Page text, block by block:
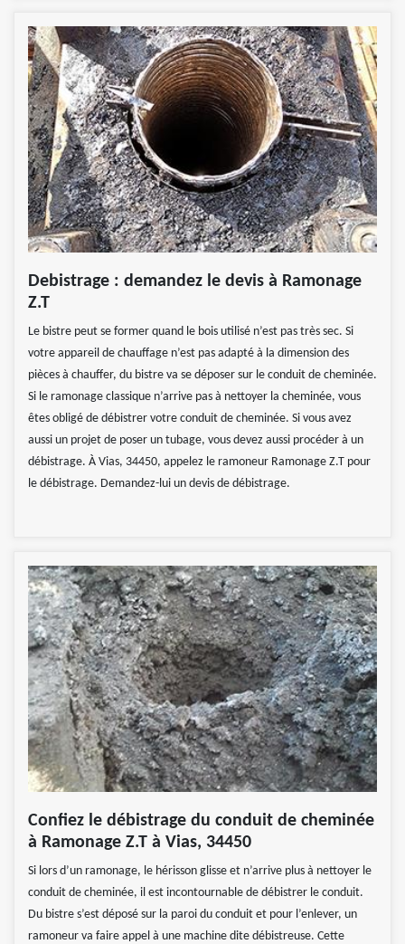
Debistrage : demandez le devis à Ramonage
Z.T
Le bistre peut se former quand le bois utilisé n’est pas très sec. Si
votre appareil de chauffage n’est pas adapté à la dimension des
pièces à chauffer, du bistre va se déposer sur le conduit de cheminée.
Si le ramonage classique n’arrive pas à nettoyer la cheminée, vous
êtes obligé de débistrer votre conduit de cheminée. Si vous avez
aussi un projet de poser un tubage, vous devez aussi procéder à un
débistrage. À Vias, 34450, appelez le ramoneur Ramonage Z.T pour
le débistrage. Demandez-lui un devis de débistrage.
Confiez le débistrage du conduit de cheminée
à Ramonage Z.T à Vias, 34450
Si lors d’un ramonage, le hérisson glisse et n’arrive plus à nettoyer le
conduit de cheminée, il est incontournable de débistrer le conduit.
Du bistre s’est déposé sur la paroi du conduit et pour l’enlever, un
ramoneur va faire appel à une machine dite débistreuse. Cette